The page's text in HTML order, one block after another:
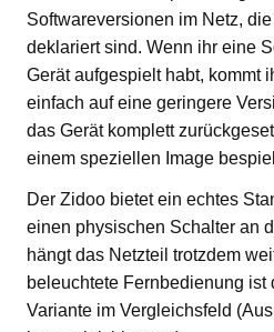
Softwareversionen im Netz,
deklariert sind. Wenn ihr eine
Gerät aufgespielt habt, kommt
einfach auf eine geringere
das Gerät komplett
einem speziellen Image
Der Zidoo bietet ein echtes
einen physischen Schalter an
hängt das Netzteil trotzdem
beleuchtete Fernbedienung ist
Variante im Vergleichsfeld